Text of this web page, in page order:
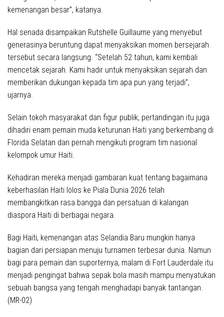
kemenangan besar”, katanya.
Hal senada disampaikan Rutshelle Guillaume yang menyebut
generasinya beruntung dapat menyaksikan momen bersejarah
tersebut secara langsung. “Setelah 52 tahun, kami kembali
mencetak sejarah. Kami hadir untuk menyaksikan sejarah dan
memberikan dukungan kepada tim apa pun yang terjadi”,
ujarnya.
Selain tokoh masyarakat dan figur publik, pertandingan itu juga
dihadiri enam pemain muda keturunan Haiti yang berkembang di
Florida Selatan dan pernah mengikuti program tim nasional
kelompok umur Haiti.
Kehadiran mereka menjadi gambaran kuat tentang bagaimana
keberhasilan Haiti lolos ke Piala Dunia 2026 telah
membangkitkan rasa bangga dan persatuan di kalangan
diaspora Haiti di berbagai negara.
Bagi Haiti, kemenangan atas Selandia Baru mungkin hanya
bagian dari persiapan menuju turnamen terbesar dunia. Namun
bagi para pemain dan suporternya, malam di Fort Lauderdale itu
menjadi pengingat bahwa sepak bola masih mampu menyatukan
sebuah bangsa yang tengah menghadapi banyak tantangan.
(MR-02)